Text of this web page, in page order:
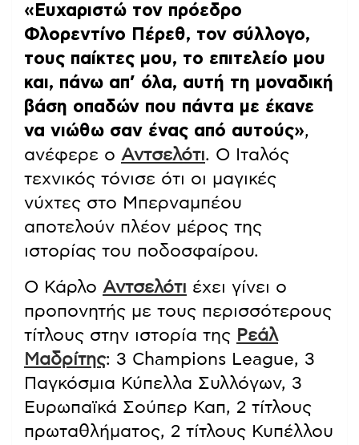
«Ευχαριστώ τον πρόεδρο
Φλορεντίνο Πέρεθ, τον σύλλογο,
τους παίκτες μου, το επιτελείο μου
και, πάνω απ’ όλα, αυτή τη μοναδική
βάση οπαδών που πάντα με έκανε
να νιώθω σαν ένας από αυτούς»,
ανέφερε ο Αντσελότι. Ο Ιταλός
τεχνικός τόνισε ότι οι μαγικές
νύχτες στο Μπερναμπέου
αποτελούν πλέον μέρος της
ιστορίας του ποδοσφαίρου.
Ο Κάρλο Αντσελότι έχει γίνει ο
προπονητής με τους περισσότερους
τίτλους στην ιστορία της Ρεάλ
Μαδρίτης: 3 Champions League, 3
Παγκόσμια Κύπελλα Συλλόγων, 3
Ευρωπαϊκά Σούπερ Καπ, 2 τίτλους
πρωταθλήματος, 2 τίτλους Κυπέλλου